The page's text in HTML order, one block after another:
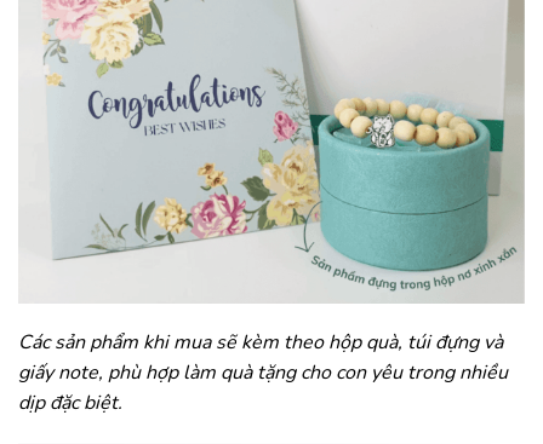
Các sản phẩm khi mua sẽ kèm theo hộp quà, túi đựng và
giấy note, phù hợp làm quà tặng cho con yêu trong nhiều
dịp đặc biệt.